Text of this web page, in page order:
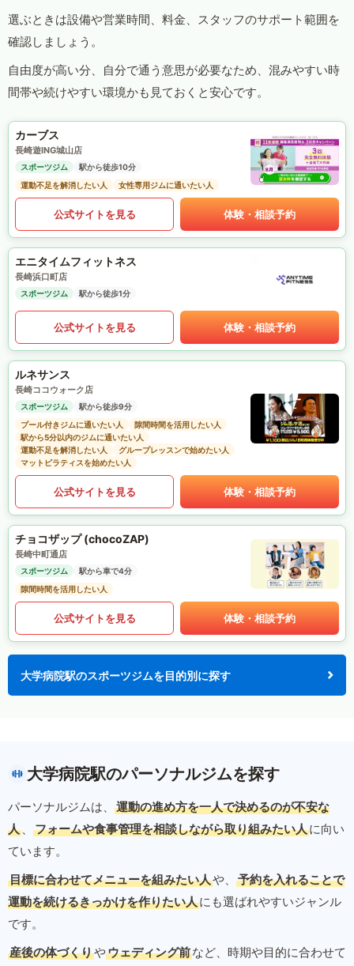
選ぶときは設備や営業時間、料金、スタッフのサポート範囲を
確認しましょう。
自由度が高い分、自分で通う意思が必要なため、混みやすい時
間帯や続けやすい環境かも見ておくと安心です。
カーブス
長崎遊ING城山店
スポーツジム
駅から徒歩10分
運動不足を解消したい人
女性専用ジムに通いたい人
公式サイトを見る 体験・相談予約
エニタイムフィットネス
長崎浜口町店
スポーツジム 駅から徒歩1分
公式サイトを見る 体験・相談予約
ルネサンス
長崎ココウォーク店
スポーツジム
駅から徒歩9分
プール付きジムに通いたい人
隙間時間を活用したい人
駅から5分以内のジムに通いたい人
運動不足を解消したい人
グループレッスンで始めたい人
マットピラティスを始めたい人
公式サイトを見る 体験・相談予約
チョコザップ (chocoZAP)
長崎中町通店
スポーツジム
駅から車で4分
隙間時間を活用したい人
公式サイトを見る 体験・相談予約
大学病院駅のスポーツジムを目的別に探す
大学病院駅のパーソナルジムを探す
パーソナルジムは、
運動の進め方を一人で決めるのが不安な
人 、 フォームや食事管理を相談しながら取り組みたい人に向い
ています。
目標に合わせてメニューを組みたい人や、
予約を入れることで
運動を続けるきっかけを作りたい人にも選ばれやすいジャンル
です。
産後の体づくりやウェディング前など、時期や目的に合わせて